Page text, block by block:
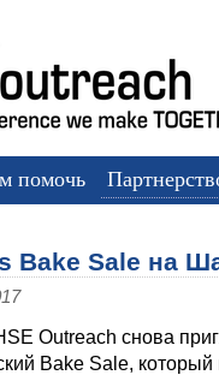
помочь
Bake Sale на
Outreach снова
Bake Sale,